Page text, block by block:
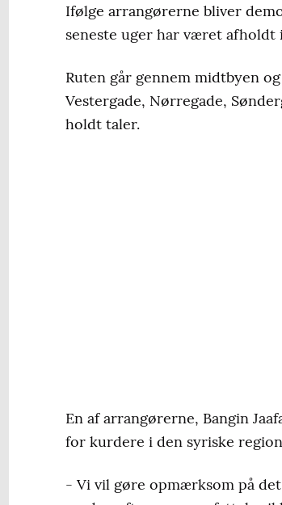
Ifølge arrangørerne bliver
seneste uger har været afholdt
Ruten går gennem midtbyen
Vestergade, Nørregade,
holdt taler.
En af arrangørerne, Bangin
for kurdere i den syriske region
- Vi vil gøre opmærksom på